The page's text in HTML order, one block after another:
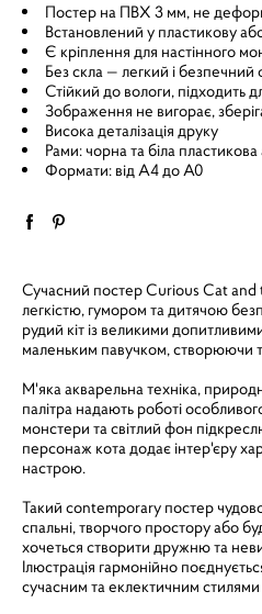
Постер на ПВХ 3 мм, не
Встановлений у пластикову
Є кріплення для настінного
Без скла — легкий і
Стійкий до вологи, підходить
Зображення не вигорає,
Висока деталізація друку
Рами: чорна та біла
Формати: від A4 до A0
Сучасний постер Curious Cat
легкістю, гумором та дитячою
рудий кіт із великими
маленьким павучком, створюючи
М'яка акварельна техніка,
палітра надають роботі
монстери та світлий фон
персонаж кота додає інтер'єру
настрою.
Такий contemporary постер чудово
спальні, творчого простору або
хочеться створити дружню та
Ілюстрація гармонійно
сучасним та еклектичним